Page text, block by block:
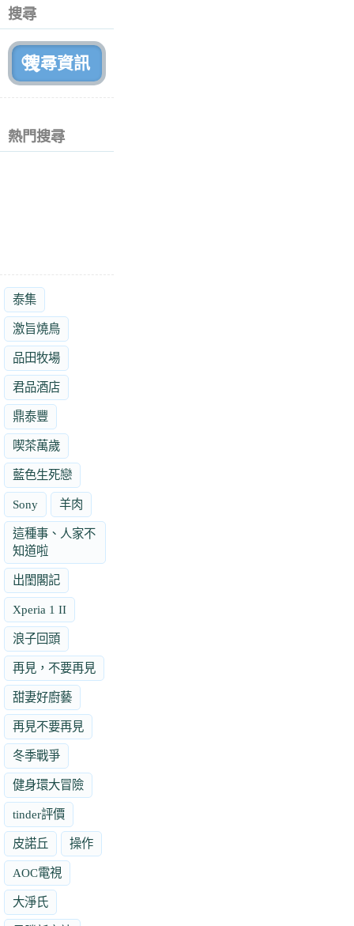
搜尋
熱門搜尋
泰集
激旨燒鳥
品田牧場
君品酒店
鼎泰豐
喫茶萬歲
藍色生死戀
Sony 羊肉
這種事、人家不
知道啦
出閨閣記
Xperia 1 II
浪子回頭
再見，不要再見
甜妻好廚藝
再見不要再見
冬季戰爭
健身環大冒險
tinder評價
皮諾丘 操作
AOC電視
大淨氏